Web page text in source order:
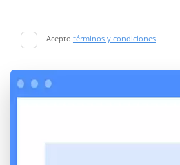
Acepto términos y condiciones